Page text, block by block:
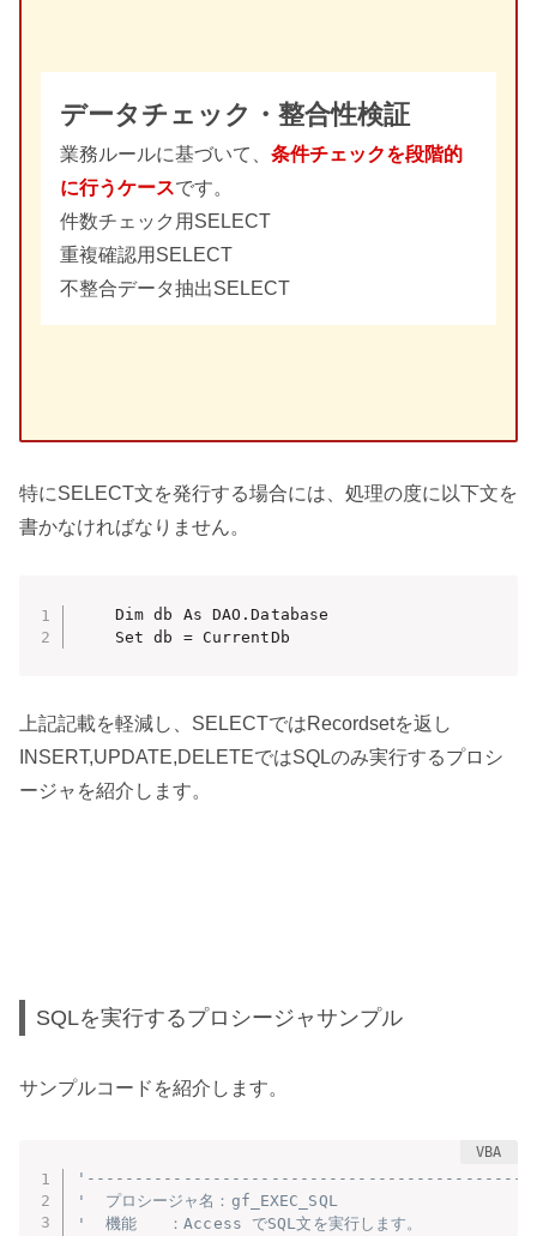
データチェック・整合性検証
業務ルールに基づいて、 条件チェックを段階的
に行うケースです。
件数チェック用SELECT
重複確認用SELECT
不整合データ抽出SELECT
特にSELECT文を発行する場合には、処理の度に以下文を
書かなければなりません。
    Dim db As DAO.Database
    Set db = CurrentDb
上記記載を軽減し、SELECTではRecordsetを返し
INSERT,UPDATE,DELETEではSQLのみ実行するプロシ
ージャを紹介します。
SQLを実行するプロシージャサンプル
サンプルコードを紹介します。
'  プロシージャ名：gf_EXEC_SQL
'  機能　　：Access でSQL文を実行します。